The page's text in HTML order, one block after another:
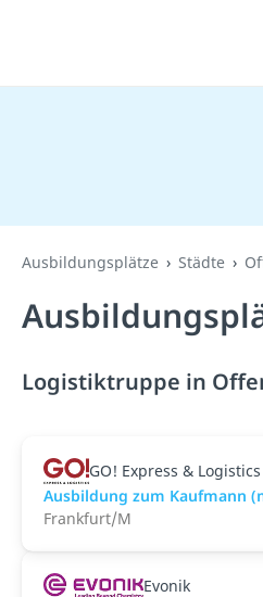
Ausbildungsplätze Städte
Logistiktruppe in
GO! Express &
Ausbildung zum Kaufmann
Frankfurt/M
Evonik